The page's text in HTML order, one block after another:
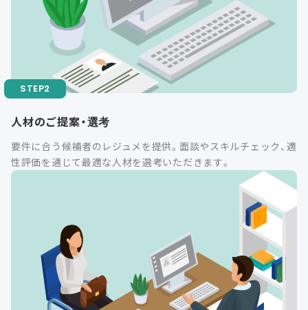
人材のご提案・選考
要件に合う候補者のレジュメを提供。面談やスキルチェック、適
性評価を通じて最適な人材を選考いただきます。